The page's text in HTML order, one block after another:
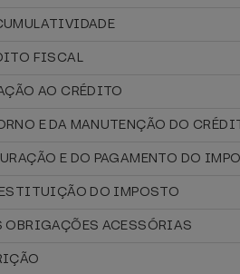
FISCAL
AO CRÉDITO
E DA MANUTENÇÃO DO
E DO PAGAMENTO DO
DO IMPOSTO
ACESSÓRIAS